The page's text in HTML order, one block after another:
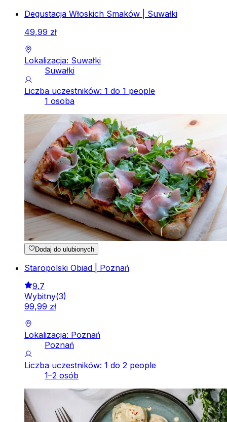
Degustacja Włoskich Smaków | Suwałki
49,99 zł
Lokalizacja: Suwałki
Suwałki
Liczba uczestników: 1 do 1 people
1 osoba
Dodaj do ulubionych
Staropolski Obiad | Poznań
9.7
Wybitny(3)
99,99 zł
Lokalizacja: Poznań
Poznań
Liczba uczestników: 1 do 2 people
1–2 osób